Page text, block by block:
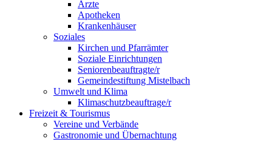
Ärzte
Apotheken
Krankenhäuser
Soziales
Kirchen und Pfarrämter
Soziale Einrichtungen
Seniorenbeauftragte/r
Gemeindestiftung Mistelbach
Umwelt und Klima
Klimaschutzbeauftrage/r
Freizeit & Tourismus
Vereine und Verbände
Gastronomie und Übernachtung